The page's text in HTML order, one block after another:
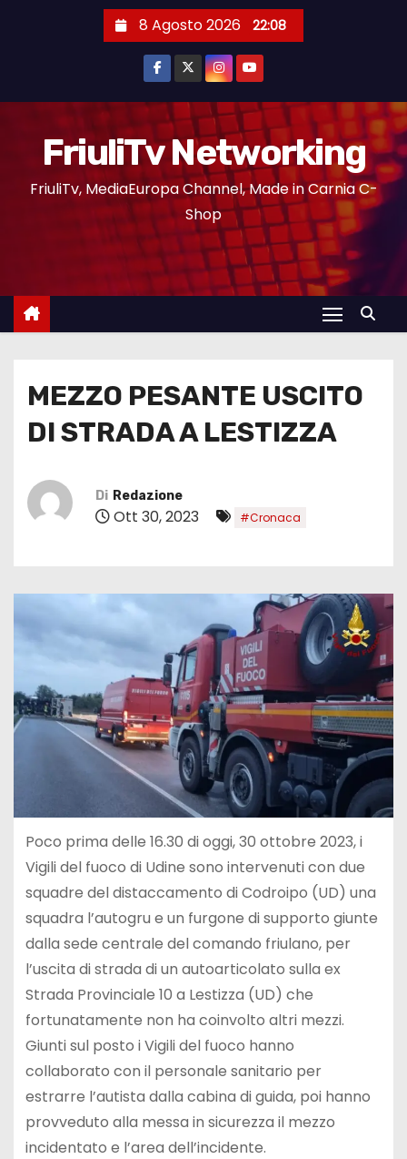
8 Agosto 2026 22:08
FriuliTv Networking
FriuliTv, MediaEuropa Channel, Made in Carnia C-
Shop
MEZZO PESANTE USCITO
DI STRADA A LESTIZZA
Di Redazione
Ott 30, 2023 #Cronaca
Poco prima delle 16.30 di oggi, 30 ottobre 2023, i
Vigili del fuoco di Udine sono intervenuti con due
squadre del distaccamento di Codroipo (UD) una
squadra l’autogru e un furgone di supporto giunte
dalla sede centrale del comando friulano, per
l’uscita di strada di un autoarticolato sulla ex
Strada Provinciale 10 a Lestizza (UD) che
fortunatamente non ha coinvolto altri mezzi.
Giunti sul posto i Vigili del fuoco hanno
collaborato con il personale sanitario per
estrarre l’autista dalla cabina di guida, poi hanno
provveduto alla messa in sicurezza il mezzo
incidentato e l’area dell’incidente.